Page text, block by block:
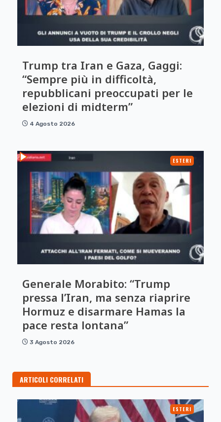
Trump tra Iran e Gaza, Gaggi:
“Sempre più in difficoltà,
repubblicani preoccupati per le
elezioni di midterm”
4 Agosto 2026
ESTERI
Generale Morabito: “Trump
pressa l’Iran, ma senza riaprire
Hormuz e disarmare Hamas la
pace resta lontana”
3 Agosto 2026
ARTICOLI CORRELATI
ESTERI